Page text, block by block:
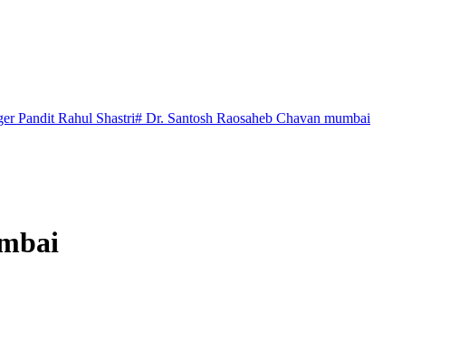
Pandit Rahul Shastri# Dr. Santosh Raosaheb Chavan mumbai